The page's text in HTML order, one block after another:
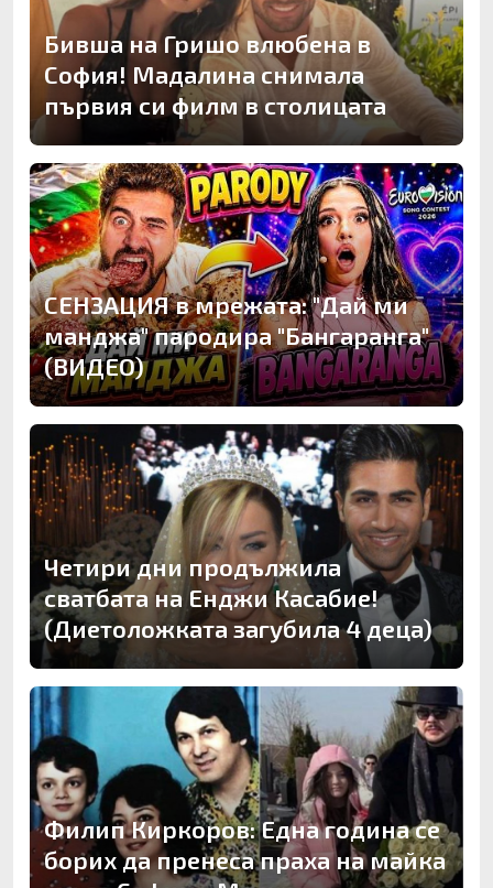
Бивша на Гришо влюбена в
София! Мадалина снимала
първия си филм в столицата
СЕНЗАЦИЯ в мрежата: "Дай ми
манджа" пародира "Бангаранга"
(ВИДЕО)
Четири дни продължила
сватбата на Енджи Касабие!
(Диетоложката загубила 4 деца)
Филип Киркоров: Една година се
борих да пренеса праха на майка